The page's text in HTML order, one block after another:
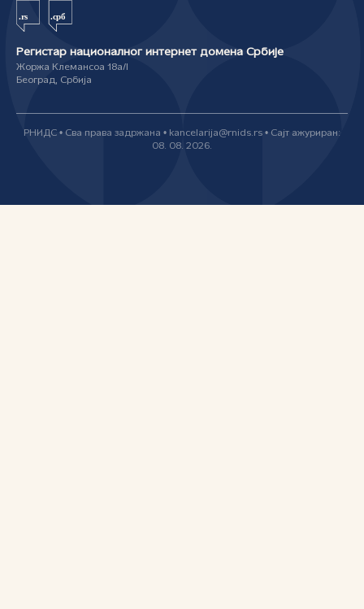
Регистар националног интернет домена Србије
Жоржа Клемансоа 18а/I
Београд, Србија
РНИДС • Сва права задржана • kancelarija@rnids.rs • Сајт ажуриран:
08. 08. 2026.